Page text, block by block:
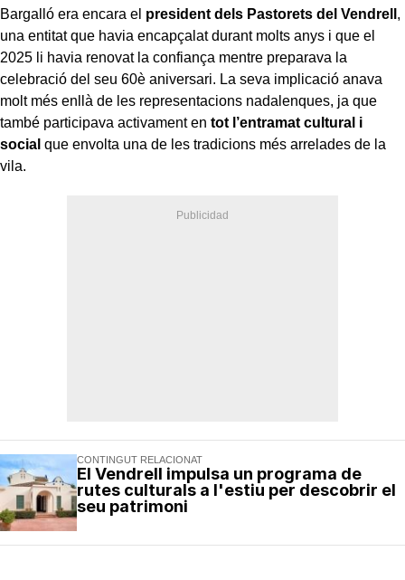
Bargalló era encara el president dels Pastorets del Vendrell ,
una entitat que havia encapçalat durant molts anys i que el
2025 li havia renovat la confiança mentre preparava la
celebració del seu 60è aniversari. La seva implicació anava
molt més enllà de les representacions nadalenques, ja que
també participava activament en tot l’entramat cultural i
social que envolta una de les tradicions més arrelades de la
vila.
CONTINGUT RELACIONAT
El Vendrell impulsa un programa de
rutes culturals a l'estiu per descobrir el
seu patrimoni